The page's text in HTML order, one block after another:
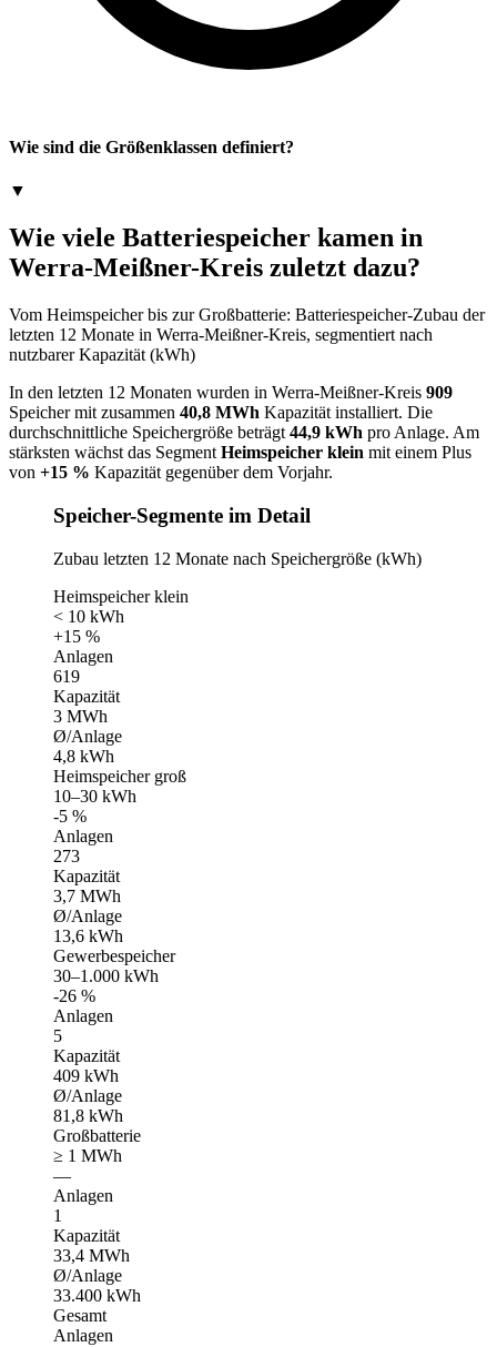
Wie sind die Größenklassen definiert?
▼
Wie viele Batteriespeicher kamen in
Werra-Meißner-Kreis zuletzt dazu?
Vom Heimspeicher bis zur Großbatterie: Batteriespeicher-Zubau der
letzten 12 Monate in Werra-Meißner-Kreis, segmentiert nach
nutzbarer Kapazität (kWh)
In den letzten 12 Monaten wurden in Werra-Meißner-Kreis 909
Speicher mit zusammen 40,8 MWh Kapazität installiert. Die
durchschnittliche Speichergröße beträgt 44,9 kWh pro Anlage. Am
stärksten wächst das Segment Heimspeicher klein mit einem Plus
von +15 % Kapazität gegenüber dem Vorjahr.
Speicher-Segmente im Detail
Zubau letzten 12 Monate nach Speichergröße (kWh)
Heimspeicher klein
< 10 kWh
+15 %
Anlagen
619
Kapazität
3 MWh
Ø/Anlage
4,8 kWh
Heimspeicher groß
10–30 kWh
-5 %
Anlagen
273
Kapazität
3,7 MWh
Ø/Anlage
13,6 kWh
Gewerbespeicher
30–1.000 kWh
-26 %
Anlagen
5
Kapazität
409 kWh
Ø/Anlage
81,8 kWh
Großbatterie
≥ 1 MWh
—
Anlagen
1
Kapazität
33,4 MWh
Ø/Anlage
33.400 kWh
Gesamt
Anlagen